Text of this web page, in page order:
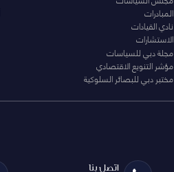
المبادرات
نادي القيادات
الاستشارات
مجلة دبي للسياسات
مؤشر التنويع الاقتصادي
مختبر دبي للبصائر السلوكية
اتصل بنا